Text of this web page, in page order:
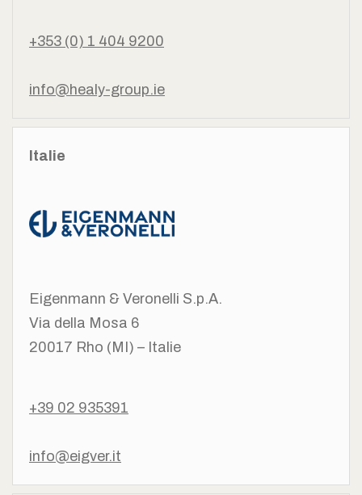
+353 (0) 1 404 9200
info@healy-group.ie
Italie
Eigenmann & Veronelli S.p.A.
Via della Mosa 6
20017 Rho (MI) – Italie
+39 02 935391
info@eigver.it